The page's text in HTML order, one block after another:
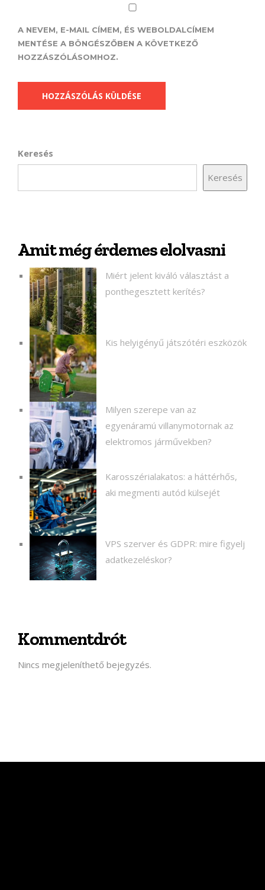
A NEVEM, E-MAIL CÍMEM, ÉS WEBOLDALCÍMEM
MENTÉSE A BÖNGÉSZŐBEN A KÖVETKEZŐ
HOZZÁSZÓLÁSOMHOZ.
Keresés
Keresés
Amit még érdemes elolvasni
Miért jelent kiváló választást a
ponthegesztett kerítés?
Kis helyigényű játszótéri eszközök
Milyen szerepe van az
egyenáramú villanymotornak az
elektromos járművekben?
Karosszérialakatos: a háttérhős,
aki megmenti autód külsejét
VPS szerver és GDPR: mire figyelj
adatkezeléskor?
Kommentdrót
Nincs megjeleníthető bejegyzés.